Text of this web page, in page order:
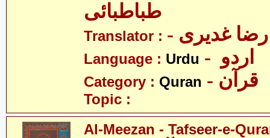
طباطبائی
Translator : رضا غدیری
Language : Urdu
Category : Quran - قرآن
Topic :
Al-Meezan - Tafseer-e-